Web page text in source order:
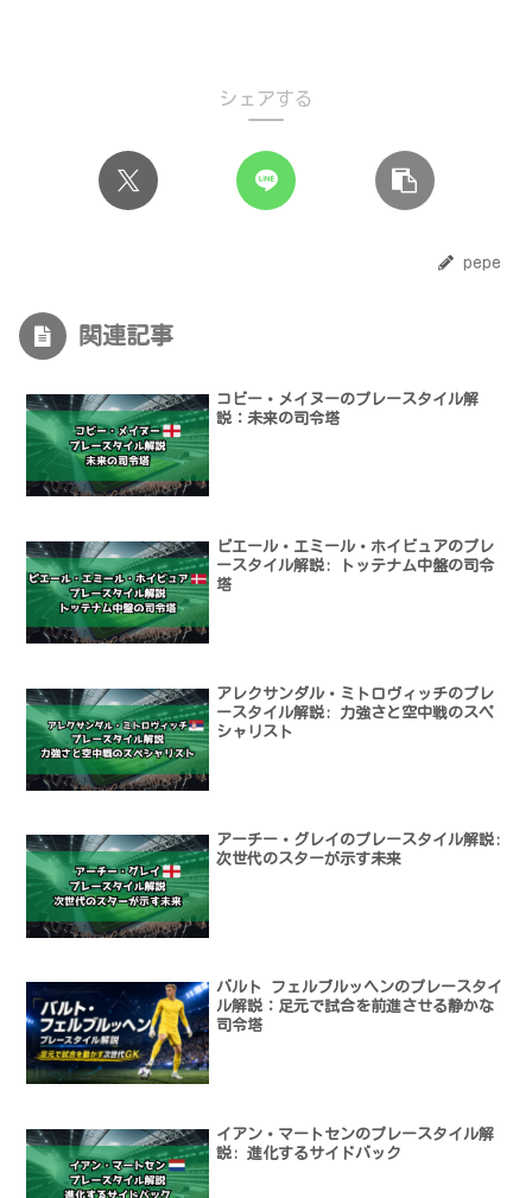
シェアする
pepe
関連記事
コビー・メイヌーのプレースタイル解
説：未来の司令塔
ピエール・エミール・ホイビュアのプレ
ースタイル解説: トッテナム中盤の司令
塔
アレクサンダル・ミトロヴィッチのプレ
ースタイル解説: 力強さと空中戦のスペ
シャリスト
アーチー・グレイのプレースタイル解説:
次世代のスターが示す未来
バルト フェルブルッヘンのプレースタイ
ル解説：足元で試合を前進させる静かな
司令塔
イアン・マートセンのプレースタイル解
説: 進化するサイドバック